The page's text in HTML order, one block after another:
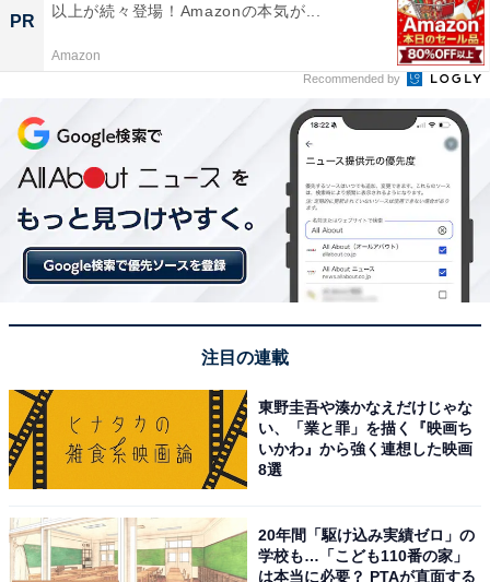
PR
以上が続々登場！Amazonの本気が...
Amazon
Recommended by
注目の連載
東野圭吾や湊かなえだけじゃな
い、「業と罪」を描く『映画ち
いかわ』から強く連想した映画
8選
20年間「駆け込み実績ゼロ」の
学校も…「こども110番の家」
は本当に必要？ PTAが直面する